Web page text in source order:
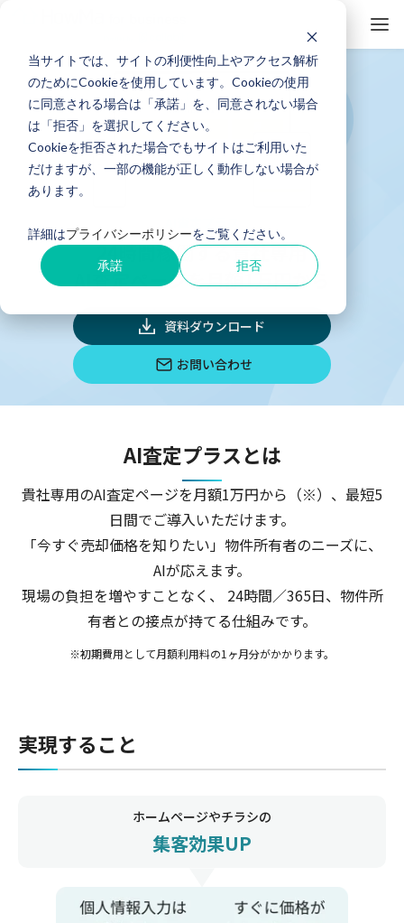
当サイトでは、サイトの利便性向上やアクセス解析
のためにCookieを使用しています。Cookieの使用
に同意される場合は「承諾」を、同意されない場合
は「拒否」を選択してください。
Cookieを拒否された場合でもサイトはご利用いた
だけますが、一部の機能が正しく動作しない場合が
あります。
詳細はプライバシーポリシーをご覧ください。
承諾 拒否
24時間稼働する貴社専用
AI査定ページを月額1万円から
資料ダウンロード
お問い合わせ
AI査定プラスとは
貴社専用のAI査定ページを月額1万円から（※）、最短5
日間でご導入いただけます。
「今すぐ売却価格を知りたい」物件所有者のニーズに、
AIが応えます。
現場の負担を増やすことなく、 24時間／365日、物件所
有者との接点が持てる仕組みです。
※初期費用として月額利用料の1ヶ月分がかかります。
実現する​こと
ホームページやチラシの
集客効果UP